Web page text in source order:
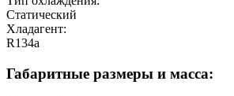
Статический
Хладагент:
R134a
Габаритные размеры и масса: